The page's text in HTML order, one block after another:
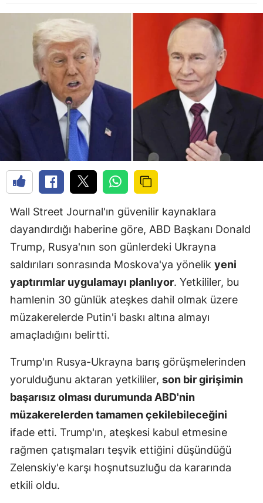
Wall Street Journal'ın güvenilir kaynaklara
dayandırdığı haberine göre, ABD Başkanı Donald
Trump, Rusya'nın son günlerdeki Ukrayna
saldırıları sonrasında Moskova'ya yönelik yeni
yaptırımlar uygulamayı planlıyor. Yetkililer, bu
hamlenin 30 günlük ateşkes dahil olmak üzere
müzakerelerde Putin'i baskı altına almayı
amaçladığını belirtti.
Trump'ın Rusya-Ukrayna barış görüşmelerinden
yorulduğunu aktaran yetkililer, son bir girişimin
başarısız olması durumunda ABD'nin
müzakerelerden tamamen çekilebileceğini
ifade etti. Trump'ın, ateşkesi kabul etmesine
rağmen çatışmaları teşvik ettiğini düşündüğü
Zelenskiy'e karşı hoşnutsuzluğu da kararında
etkili oldu.